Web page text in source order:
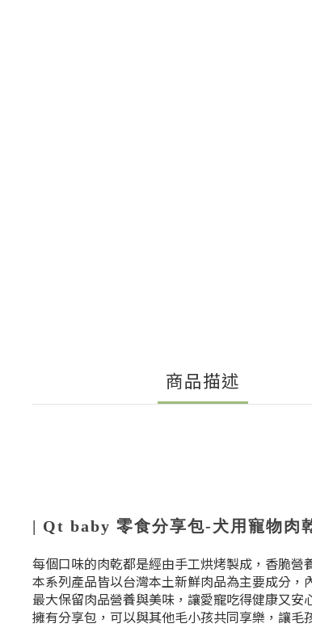
商品描述
| Qt baby 零食分享包-犬用寵物肉
每個口味的肉乾都是經由手工烘烤製成，香脆營
本系列產品皆以台灣本土新鮮肉品為主要成分，
最大保留肉品營養與美味，讓愛寵吃得健康又安
擁有分享包，可以與其他毛小孩共同享樂，讓毛